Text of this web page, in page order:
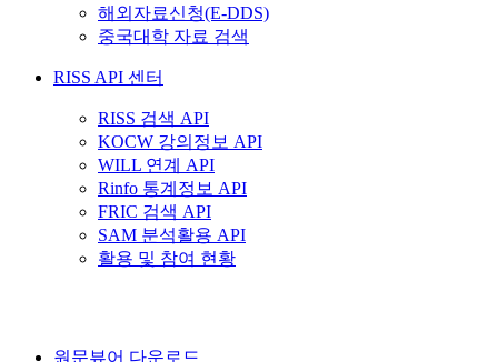
해외자료신청(E-DDS)
중국대학 자료 검색
RISS API 센터
RISS 검색 API
KOCW 강의정보 API
WILL 연계 API
Rinfo 통계정보 API
FRIC 검색 API
SAM 분석활용 API
활용 및 참여 현황
원문뷰어 다운로드